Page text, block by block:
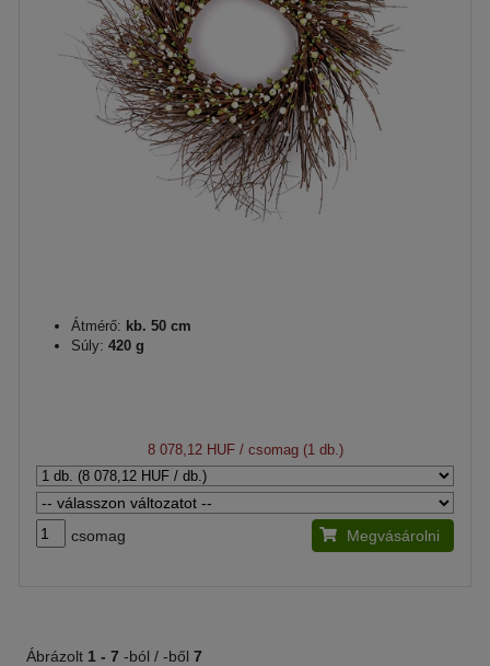
Átmérő: kb. 50 cm
Súly: 420 g
8 078,12 HUF/ csomag (1 db.)
csomag Megvásárolni
Ábrázolt 1 - 7 -ból / -ből 7